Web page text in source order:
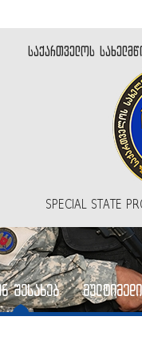
საქართველოს
SPECIAL STATE
შესახებ